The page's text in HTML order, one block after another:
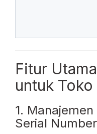
Fitur
untuk
1.
Serial Number